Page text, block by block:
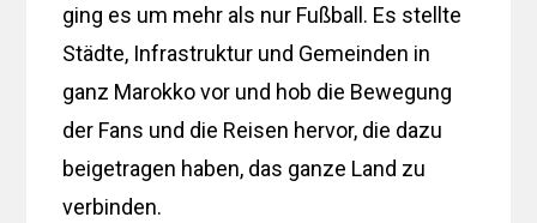
ging es um mehr als nur Fußball. Es stellte
Städte, Infrastruktur und Gemeinden in
ganz Marokko vor und hob die Bewegung
der Fans und die Reisen hervor, die dazu
beigetragen haben, das ganze Land zu
verbinden.